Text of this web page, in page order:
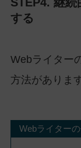
する
Webライター
方法があります
Webライター